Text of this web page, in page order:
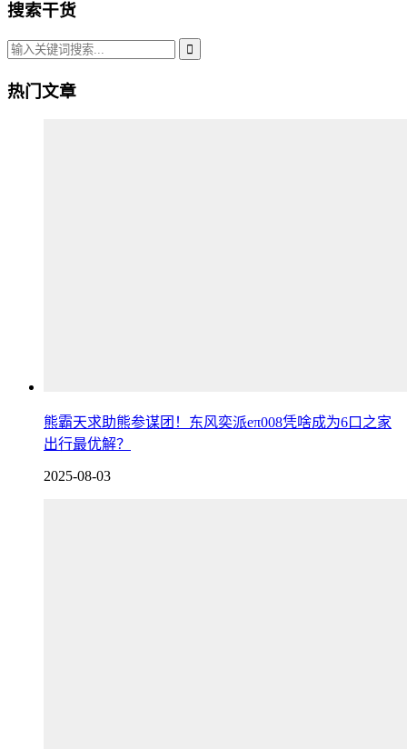
搜索干货
热门文章
熊霸天求助熊参谋团！东风奕派eπ008凭啥成为6口之家
出行最优解？
2025-08-03